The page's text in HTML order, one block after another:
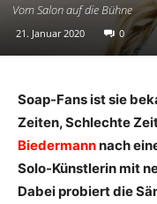
Vom Salon auf die Bühne
21. Januar 2020 0
Soap-Fans ist sie
Zeiten, Schlechte
Biedermannnach
Solo-Künstlerin mit
Dabei probiert die